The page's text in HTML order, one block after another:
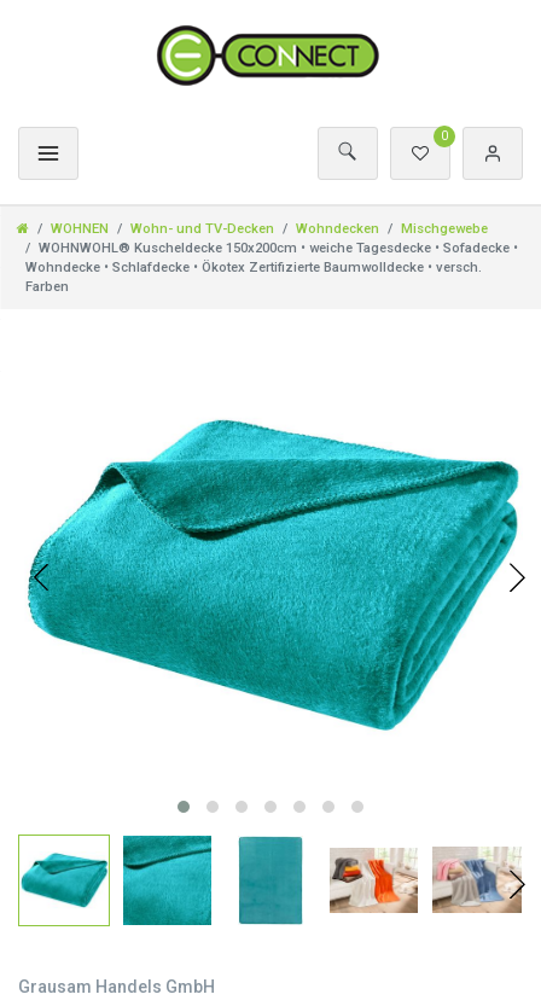
0
WOHNEN Wohn- und TV-Decken Wohndecken
Mischgewebe
WOHNWOHL® Kuscheldecke 150x200cm • weiche Tagesdecke • Sofadecke •
Wohndecke • Schlafdecke • Ökotex Zertifizierte Baumwolldecke • versch.
Farben
Grausam Handels GmbH